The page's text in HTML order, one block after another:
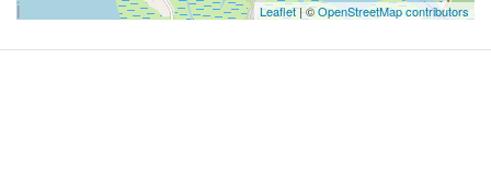
Leaflet| ©OpenStreetMap contributors